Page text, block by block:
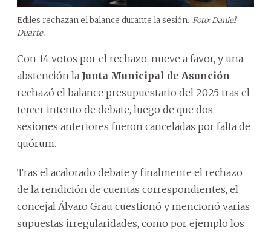
Ediles rechazan el balance durante la sesión. Foto: Daniel
Duarte.
Con 14 votos por el rechazo, nueve a favor, y una
abstención la Junta Municipal de Asunción
rechazó el balance presupuestario del 2025 tras el
tercer intento de debate, luego de que dos
sesiones anteriores fueron canceladas por falta de
quórum.
Tras el acalorado debate y finalmente el rechazo
de la rendición de cuentas correspondientes, el
concejal Álvaro Grau cuestionó y mencionó varias
supuestas irregularidades, como por ejemplo los